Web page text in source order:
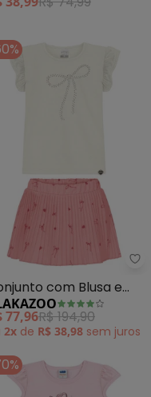
Infantil Menina
com Blusa e
Shorts Plissada
77,96R$ 194,90
2x de R$ 38,98 sem juros